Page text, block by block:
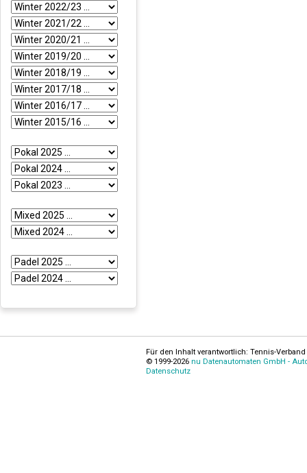
Für den Inhalt verantwortlich: Tennis-
© 1999-2026 nu Datenautomaten GmbH -
Datenschutz